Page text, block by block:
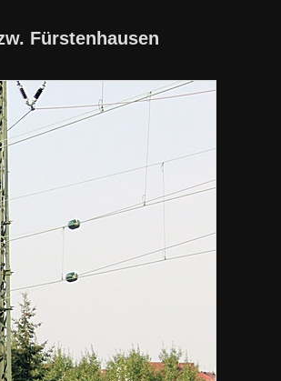
Fürstenhausen